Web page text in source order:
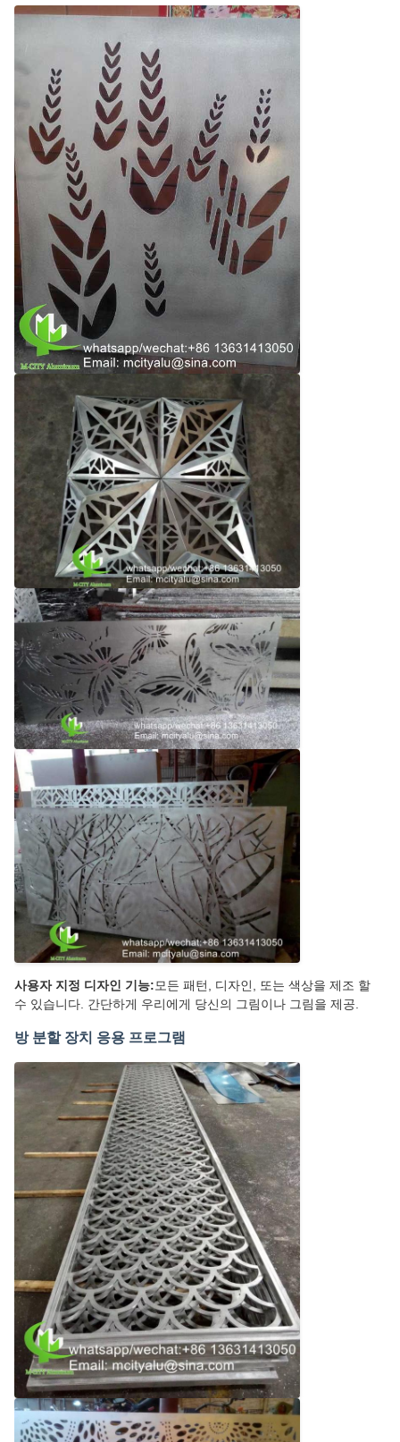
사용자 지정 디자인 기능:모든 패턴, 디자인, 또는 색상을 제조 할
수 있습니다. 간단하게 우리에게 당신의 그림이나 그림을 제공.
방 분할 장치 응용 프로그램